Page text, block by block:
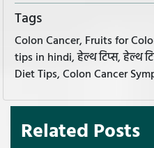
Tags
Colon Cancer, Fruits for
tips in hindi, हेल्थ टिप्स, हेल्थ
Diet Tips, Colon Cancer
Related Posts